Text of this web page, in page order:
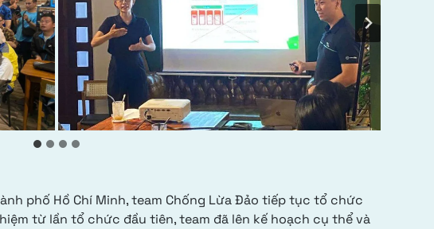
phố Hồ Chí Minh, team Chống Lừa Đảo tiếp tục tổ chức
từ lần tổ chức đầu tiên, team đã lên kế hoạch cụ thể và